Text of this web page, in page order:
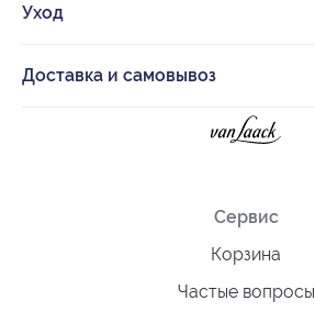
Уход
Доставка и самовывоз
Сервис
Корзина
Частые вопросы